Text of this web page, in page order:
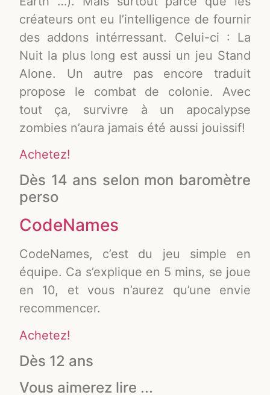
créateurs ont eu l’intelligence de fournir
des addons intérressant. Celui-ci : La
Nuit la plus long est aussi un jeu Stand
Alone. Un autre pas encore traduit
propose le combat de colonie. Avec
tout ça, survivre à un apocalypse
zombies n’aura jamais été aussi jouissif!
Achetez!
Dès 14 ans selon mon baromètre
perso
CodeNames
CodeNames, c’est du jeu simple en
équipe. Ca s’explique en 5 mins, se joue
en 10, et vous n’aurez qu’une envie
recommencer.
Achetez!
Dès 12 ans
Vous aimerez lire ...